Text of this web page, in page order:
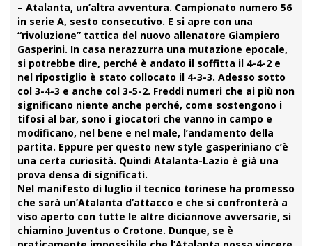
– Atalanta, un’altra avventura. Campionato numero 56
in serie A, sesto consecutivo. E si apre con una
“rivoluzione” tattica del nuovo allenatore Giampiero
Gasperini. In casa nerazzurra una mutazione epocale,
si potrebbe dire, perché è andato il soffitta il 4-4-2 e
nel ripostiglio è stato collocato il 4-3-3. Adesso sotto
col 3-4-3 e anche col 3-5-2. Freddi numeri che ai più non
significano niente anche perché, come sostengono i
tifosi al bar, sono i giocatori che vanno in campo e
modificano, nel bene e nel male, l’andamento della
partita. Eppure per questo new style gasperiniano c’è
una certa curiosità. Quindi Atalanta-Lazio è già una
prova densa di significati.
Nel manifesto di luglio il tecnico torinese ha promesso
che sarà un’Atalanta d’attacco e che si confronterà a
viso aperto con tutte le altre diciannove avversarie, si
chiamino Juventus o Crotone. Dunque, se è